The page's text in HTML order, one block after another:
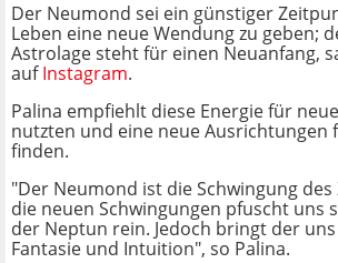
Der Neumond sei ein günstiger
Leben eine neue Wendung zu geben;
Astrolage steht für einen Neuanfang,
aufInstagram.
Palina empfiehlt diese Energie für
nutzten und eine neue Ausrichtungen
finden.
"Der Neumond ist die Schwingung des
die neuen Schwingungen pfuscht uns
der Neptun rein. Jedoch bringt der
Fantasie und Intuition", so Palina.